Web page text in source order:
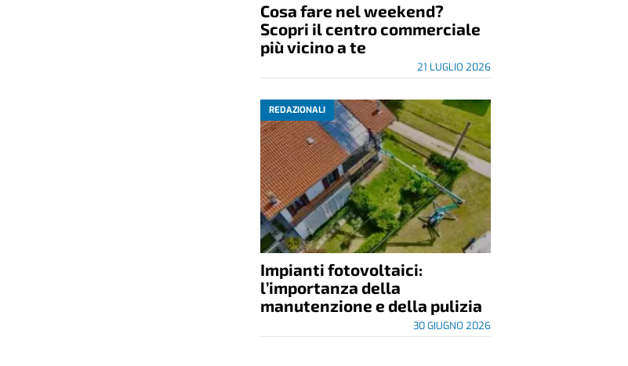
Cosa fare nel weekend?
Scopri il centro commerciale
più vicino a te
21 LUGLIO 2026
REDAZIONALI
Impianti fotovoltaici:
l’importanza della
manutenzione e della pulizia
30 GIUGNO 2026